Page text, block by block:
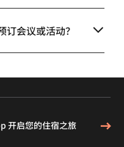
会议或活动？
开启您的住宿之旅